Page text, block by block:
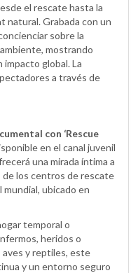
el rescate hasta la
natural. Grabada con un
sobre la
mostrando
global. La
a través de
con ‘Rescue
en el canal juvenil
una mirada íntima a
de los centros de rescate
mundial, ubicado en
temporal o
heridos o
aves y reptiles, este
y un entorno seguro